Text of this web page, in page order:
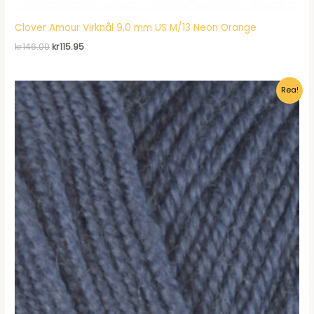
Clover Amour Virknål 9,0 mm US M/13 Neon Orange
kr146.00Det
var:
kr146.00.
kr115.95Det
är:
kr115.95.
Rea!